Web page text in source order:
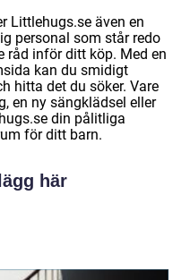
Littlehugs.se även en
personal som står redo
råd inför ditt köp. Med en
kan du smidigt
hitta det du söker. Vare
en ny sängklädsel eller
din pålitliga
för ditt barn.
här